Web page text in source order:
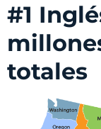
#1
totales